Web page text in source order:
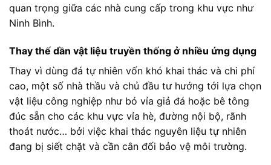
quan trọng giữa các nhà cung cấp trong khu vực như
Ninh Bình.
Thay thế dần vật liệu truyền thống ở nhiều ứng dụng
Thay vì dùng đá tự nhiên vốn khó khai thác và chi phí
cao, một số nhà thầu và chủ đầu tư hướng tới lựa chọn
vật liệu công nghiệp như bó vỉa giả đá hoặc bê tông
đúc sẵn cho các khu vực vỉa hè, đường nội bộ, rãnh
thoát nước… bởi việc khai thác nguyên liệu tự nhiên
đang bị siết chặt và cần cân đối bảo vệ môi trường.